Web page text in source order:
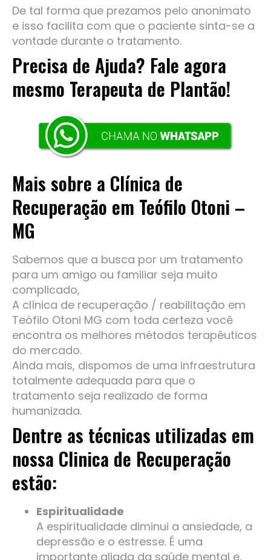
De tal forma que prezamos pelo anonimato
e isso facilita com que o paciente sinta-se a
vontade durante o tratamento.
Precisa de Ajuda? Fale agora
mesmo Terapeuta de Plantão!
Mais sobre a Clínica de
Recuperação em Teófilo Otoni –
MG
Sabemos que a busca por um tratamento
para um amigo ou familiar seja muito
complicado,
A clínica de recuperação / reabilitação em
Teófilo Otoni MG com toda certeza você
encontra os melhores métodos terapêuticos
do mercado.
Ainda mais, dispomos de uma infraestrutura
totalmente adequada para que o
tratamento seja realizado de forma
humanizada.
Dentre as técnicas utilizadas em
nossa Clinica de Recuperação
estão:
Espiritualidade
A espiritualidade diminui a ansiedade, a
depressão e o estresse. É uma
importante aliada da saúde mental e,